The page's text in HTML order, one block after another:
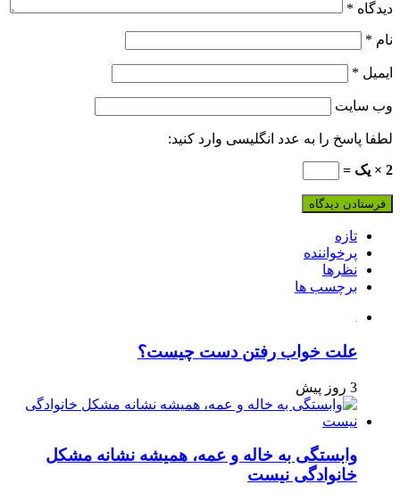
دیدگاه *
نام *
ایمیل *
وب‌ سایت
لطفا پاسخ را به عدد انگلیسی وارد کنید:
2 × یک =
تازه
پرخواننده
نظرها
برچسب ها
علت خواب رفتن دست چیست؟
3 روز پیش
وابستگی به خاله و عمه، همیشه نشانه مشکل
خانوادگی نیست